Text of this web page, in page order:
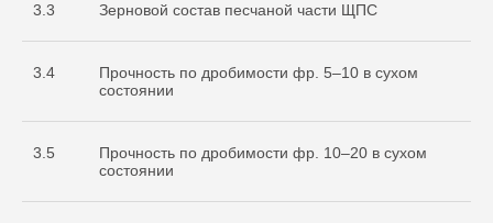
3.3 Зерновой состав песчаной части ЩПС
3.4
Прочность по дробимости фр. 5–10 в сухом
состоянии
3.5
Прочность по дробимости фр. 10–20 в сухом
состоянии